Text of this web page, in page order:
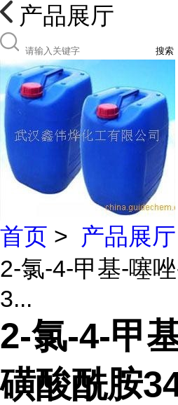
产品展厅
搜索
首页 > 产品展厅
2-氯-4-甲基-噻
3...
2-氯-4-甲
磺酸酰胺